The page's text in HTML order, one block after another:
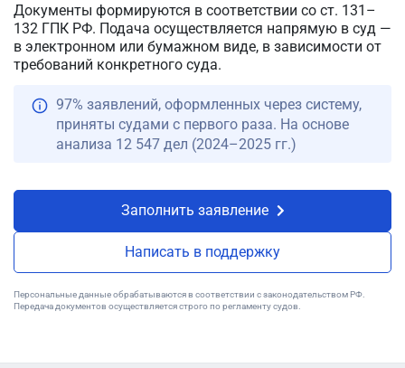
Документы формируются в соответствии со ст. 131–
132 ГПК РФ. Подача осуществляется напрямую в суд —
в электронном или бумажном виде, в зависимости от
требований конкретного суда.
97% заявлений, оформленных через систему,
приняты судами с первого раза. На основе
анализа 12 547 дел (2024–2025 гг.)
Заполнить заявление
Написать в поддержку
Персональные данные обрабатываются в соответствии с законодательством РФ.
Передача документов осуществляется строго по регламенту судов.